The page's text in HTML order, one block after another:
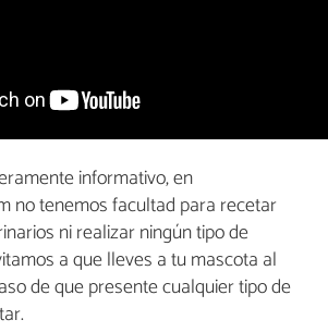
informativo, en
no tenemos facultad para recetar
ni realizar ningún tipo de
a que lleves a tu mascota al
de que presente cualquier tipo de